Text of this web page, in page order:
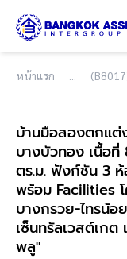
หน้าแรก
บ้านมือสองตกแต่
บางบัวทอง เนื้อที่
ตร.ม. ฟังก์ชัน 3
พร้อม Facilities
บางกรวย-ไทรน้
เซ็นทรัลเวสต์เก
พลู"